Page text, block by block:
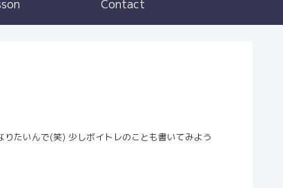
Contact
たいんで(笑) 少しボイトレのことも書いてみよう